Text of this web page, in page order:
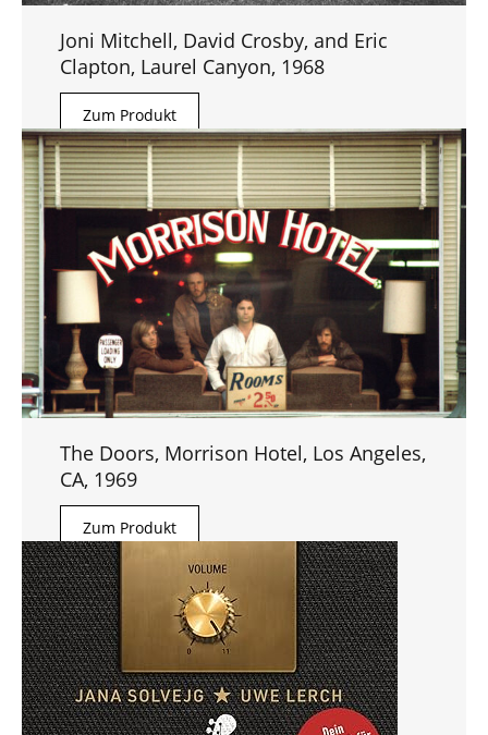
Joni Mitchell, David Crosby, and Eric
Clapton, Laurel Canyon, 1968
Zum Produkt
The Doors, Morrison Hotel, Los Angeles,
CA, 1969
Zum Produkt